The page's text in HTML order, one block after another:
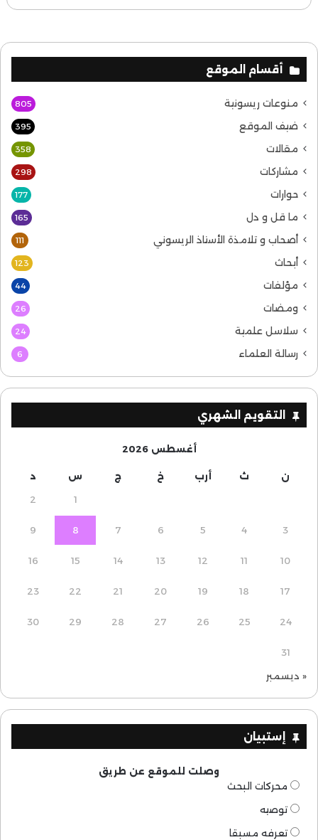
أقسام الموقع
منوعات ريسونية 805
ضيف الموقع 395
مقالات 358
مشاركات 298
حوارات 177
ما قل و دل 165
أصحاب و تلامذة الأستاذ الريسوني 111
أبحاث 123
مؤلفات 44
ومضات 26
سلاسل علمية 24
رسالة العلماء 6
التقويم الشهري
أغسطس 2026
ن ث أرب خ ج س د
1
2
3
4
5
6
7
8
9
10
11
12
13
14
15
16
17
18
19
20
21
22
23
24
25
26
27
28
29
30
31
« ديسمبر
إستبيان
وصلت للموقع عن طريق
محركات البحث
توصيه
تعرفه مسبقا